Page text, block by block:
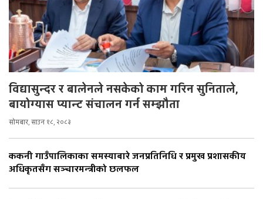
विद्यासुन्दर र बालेनले नसकेको काम गरिन सुनिताले,
बायोग्यास प्यान्ट संचालन गर्न सम्झौता
सोमबार, साउन १८, २०८३
ककनी गाउँपालिकाका समस्याबारे जनप्रतिनिधि र प्रमुख प्रशासकीय
अधिकृतसँग सञ्चारमन्त्रीको छलफल